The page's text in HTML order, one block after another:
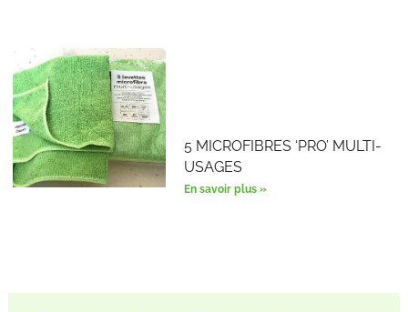
5 MICROFIBRES ‘PRO’ MULTI-
USAGES
En savoir plus »